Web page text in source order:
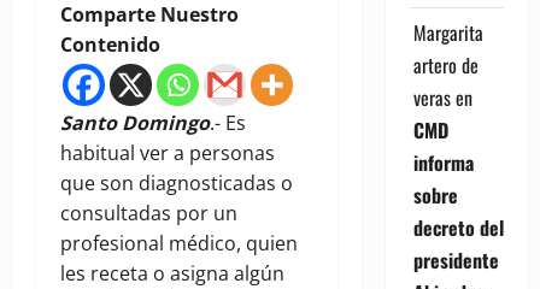
Comparte Nuestro
Contenido
Santo Domingo.- Es
habitual ver a personas
que son diagnosticadas o
consultadas por un
profesional médico, quien
les receta o asigna algún
Margarita
artero de
verasen
CMD
informa
sobre
decreto del
presidente